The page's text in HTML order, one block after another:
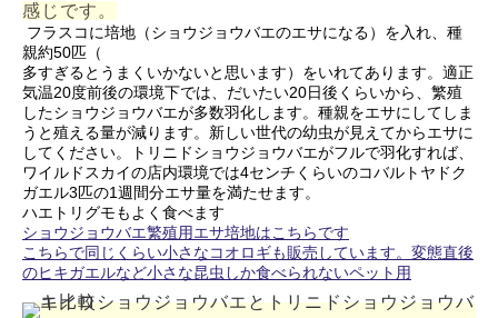
感じです。
フラスコに培地（ショウジョウバエのエサになる）を入れ、種
親約50匹（
多すぎるとうまくいかないと思います）をいれてあります。適正
気温20度前後の環境下では、だいたい20日後くらいから、繁殖
したショウジョウバエが多数羽化します。種親をエサにしてしま
うと殖える量が減ります。新しい世代の幼虫が見えてからエサに
してください。トリニドショウジョウバエがフルで羽化すれば、
ワイルドスカイの店内環境では4センチくらいのコバルトヤドク
ガエル3匹の1週間分エサ量を満たせます。
ハエトリグモもよく食べます
ショウジョウバエ繁殖用エサ培地はこちらです
こちらで同じくらい小さなコオロギも販売しています。変態直後
のヒキガエルなど小さな昆虫しか食べられないペット用